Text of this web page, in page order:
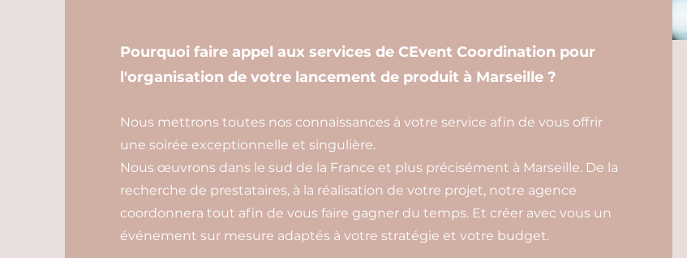
Pourquoi faire appel aux services de CEvent Coordination pour
l'organisation de votre lancement de produit à Marseille ?
Nous mettrons toutes nos connaissances à votre service afin de vous offrir
une soirée exceptionnelle et singulière.
Nous œuvrons dans le sud de la France et plus précisément à Marseille. De la
recherche de prestataires, à la réalisation de votre projet, notre agence
coordonnera tout afin de vous faire gagner du temps. Et créer avec vous un
événement sur mesure adaptés à votre stratégie et votre budget.